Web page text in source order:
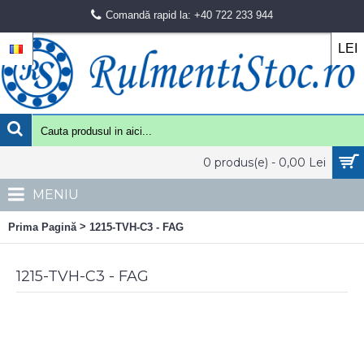
Comandă rapid la: +40 722 233 944
LEI
0 produs(e) - 0,00 Lei
MENIU
Prima Pagină > 1215-TVH-C3 - FAG
1215-TVH-C3 - FAG